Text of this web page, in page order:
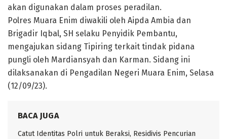
akan digunakan dalam proses peradilan.
Polres Muara Enim diwakili oleh Aipda Ambia dan
Brigadir Iqbal, SH selaku Penyidik Pembantu,
mengajukan sidang Tipiring terkait tindak pidana
pungli oleh Mardiansyah dan Karman. Sidang ini
dilaksanakan di Pengadilan Negeri Muara Enim, Selasa
(12/09/23).
BACA JUGA
Catut Identitas Polri untuk Beraksi, Residivis Pencurian